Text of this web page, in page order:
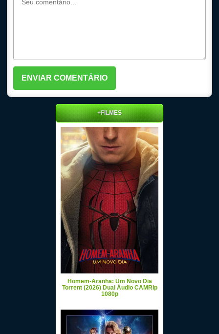
+FILMES
Homem-Aranha: Um Novo Dia
Torrent (2026) Dual Áudio CAMRip
1080p